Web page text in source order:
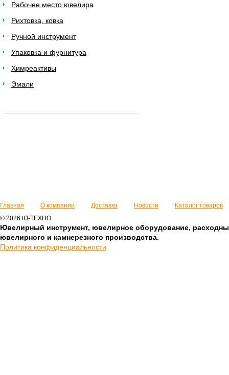
Рабочее место ювелира
Рихтовка, ковка
Ручной инструмент
Упаковка и фурнитура
Химреактивы
Эмали
Главная О компании Доставка Новости
Каталог товаров
© 2026 Ю-ТЕХНО
Ювелирный инструмент, ювелирное оборудование,
ювелирного и камнерезного производства.
Политика конфиденциальности